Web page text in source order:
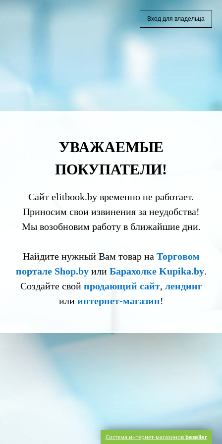
УВАЖАЕМЫЕ
ПОКУПАТЕЛИ!
Сайт elitbook.by временно не работает.
Приносим свои извинения за неудобства!
Мы возобновим работу в ближайшие дни.
Найдите нужный Вам товар на Торговом
портале Shop.byили Барахолке Kupika.by.
Создайте свой продающий сайт, лендинг
или интернет-магазин!
Вход для владельца
Система интернет-магазинов beseller